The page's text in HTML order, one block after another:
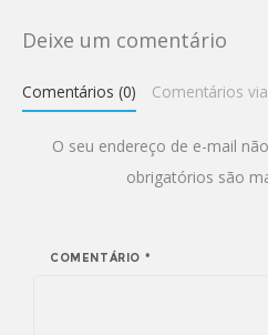
Deixe um comentário
Comentários (0) Comentários
O seu endereço de e-mail
obrigatórios são
COMENTÁRIO *